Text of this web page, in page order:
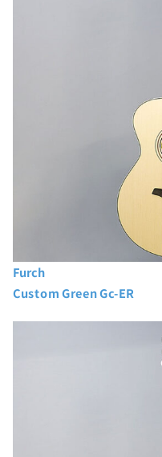
Furch
Custom Green Gc-ER